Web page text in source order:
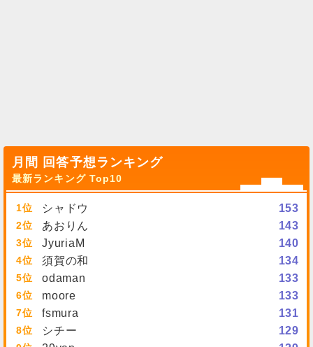
月間 回答予想ランキング
最新ランキング Top10
1 シャドウ 153
2 あおりん 143
3 JyuriaM 140
4 須賀の和 134
5 odaman 133
6 moore 133
7 fsmura 131
8 シチー 129